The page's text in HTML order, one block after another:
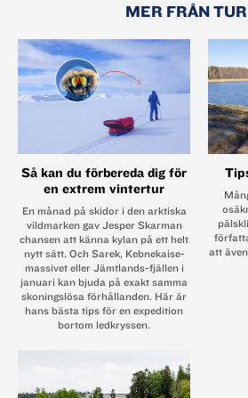
MER FRÅN
Så kan du förbereda dig för
en extrem vintertur
En månad på skidor i den arktiska
vildmarken gav Jesper Skarman
chansen att känna kylan på ett helt
nytt sätt. Och Sarek, Kebnekaise-
massivet eller Jämtlands-fjällen i
januari kan bjuda på exakt samma
skoningslösa förhållanden. Här är
hans bästa tips för en expedition
bortom ledkryssen.
att